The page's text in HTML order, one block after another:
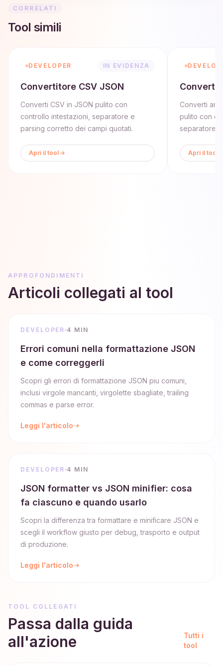
CORRELATI
Tool simili
DEVELOPER IN EVIDENZA
Convertitore CSV JSON
Converti CSV in JSON pulito con
controllo intestazioni, separatore e
parsing corretto dei campi quotati.
Apri il tool
Converti
pulito con
separatore
Apri il tool
APPROFONDIMENTI
Articoli collegati al tool
DEVELOPER 4 MIN
Errori comuni nella formattazione JSON
e come correggerli
Scopri gli errori di formattazione JSON piu comuni,
inclusi virgole mancanti, virgolette sbagliate, trailing
commas e parse error.
Leggi l'articolo
DEVELOPER 4 MIN
JSON formatter vs JSON minifier: cosa
fa ciascuno e quando usarlo
Scopri la differenza tra formattare e minificare JSON e
scegli il workflow giusto per debug, trasporto e output
di produzione.
Leggi l'articolo
TOOL COLLEGATI
Passa dalla guida
all'azione
Tutti i
tool